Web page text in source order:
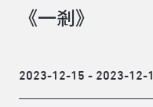
《一剎》
2023-12-15 - 2023-12-